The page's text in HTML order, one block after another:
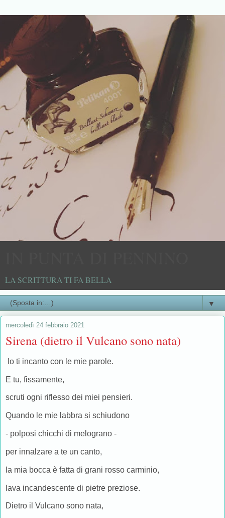
LA SCRITTURA TI FA BELLA
▼
mercoledì 24 febbraio 2021
Sirena (dietro il Vulcano sono nata)
Io ti incanto con le mie parole.
E tu, fissamente,
scruti ogni riflesso dei miei pensieri.
Quando le mie labbra si schiudono
- polposi chicchi di melograno -
per innalzare a te un canto,
la mia bocca è fatta di grani rosso carminio,
lava incandescente di pietre preziose.
Dietro il Vulcano sono nata,